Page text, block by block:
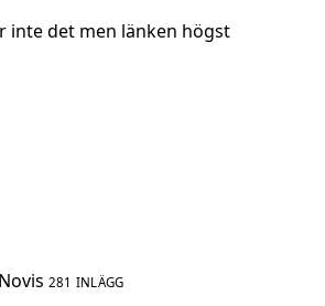
inte det men länken högst
281 INLÄGG